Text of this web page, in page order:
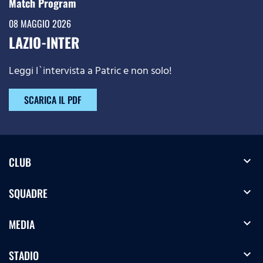
Match Program
08 MAGGIO 2026
LAZIO-INTER
Leggi l`intervista a Patric e non solo!
SCARICA IL PDF
CLUB expand_more
SQUADRE expand_more
MEDIA expand_more
STADIO expand_more